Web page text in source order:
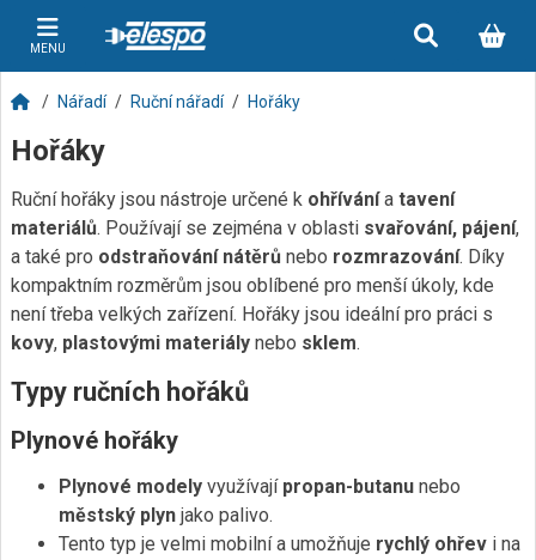
MENU
Nářadí Ruční nářadí Hořáky
Hořáky
Ruční hořáky jsou nástroje určené k ohřívánía tavení
materiálů. Používají se zejména v oblasti svařování, pájení,
a také pro odstraňování nátěrů nebo rozmrazování. Díky
kompaktním rozměrům jsou oblíbené pro menší úkoly, kde
není třeba velkých zařízení. Hořáky jsou ideální pro práci s
kovy, plastovými materiály nebo sklem.
Typy ručních hořáků
Plynové hořáky
Plynové modely využívají propan-butanu nebo
městský plyn jako palivo.
Tento typ je velmi mobilní a umožňuje rychlý ohřev i na